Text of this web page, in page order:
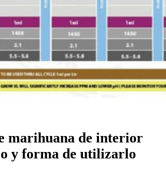
marihuana de interior
y forma de utilizarlo